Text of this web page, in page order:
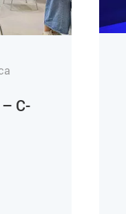
C-